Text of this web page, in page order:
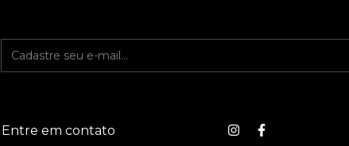
Entre em contato